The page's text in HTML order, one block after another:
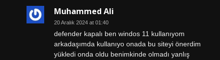
Muhammed Ali
20 Aralık 2024 at 01:40
defender kapalı ben windos 11 kullanıyom
arkadaşımda kullanıyo onada bu siteyi önerdim
yükledi onda oldu benimkinde olmadı yanlış